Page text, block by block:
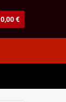
0,00 €